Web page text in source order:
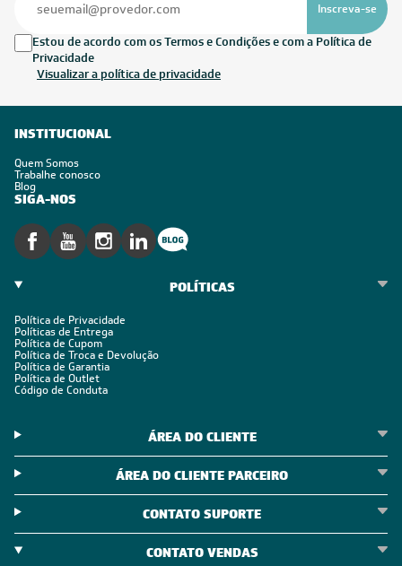
Inscreva-se
Estou de acordo com os Termos e Condições e com a Política de
Privacidade
Visualizar a política de privacidade
INSTITUCIONAL
Quem Somos
Trabalhe conosco
Blog
SIGA-NOS
POLÍTICAS
Política de Privacidade
Políticas de Entrega
Política de Cupom
Política de Troca e Devolução
Política de Garantia
Política de Outlet
Código de Conduta
ÁREA DO CLIENTE
ÁREA DO CLIENTE PARCEIRO
CONTATO SUPORTE
CONTATO VENDAS